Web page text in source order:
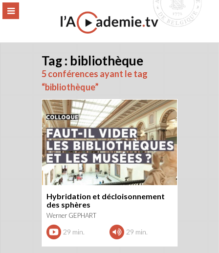
Aller
MENU
Tag : bibliothèque
5 conférences ayant le tag
“bibliothèque”
Hybridation et décloisonnement
des sphères
Werner GEPHART
29 min. 29 min.